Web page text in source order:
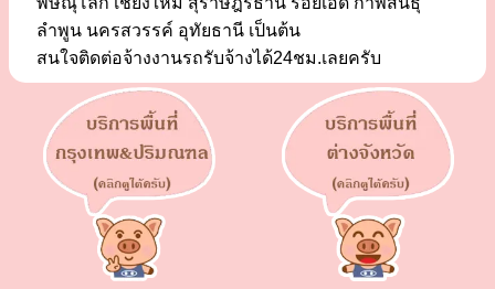
ลำพูน นครสวรรค์ อุทัยธานี เป็นต้น
สนใจติดต่อจ้างงานรถรับจ้างได้24ชม.เลยครับ